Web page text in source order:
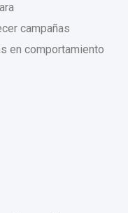
campañas
en comportamiento